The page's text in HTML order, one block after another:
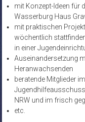
mit Konzept-Ideen für
Wasserburg Haus
mit praktischen
wöchentlich
in einer
Auseinandersetzung
Heranwachsenden
beratende Mitglieder
NRW und im frisch
etc.